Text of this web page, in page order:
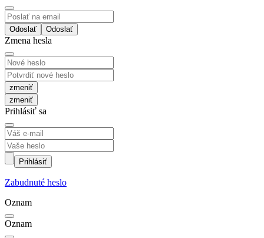
Odoslať
Zmena hesla
zmeniť
Prihlásiť sa
Prihlásiť
Zabudnuté heslo
Oznam
Oznam